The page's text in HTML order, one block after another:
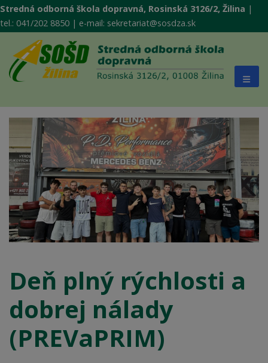
Stredná odborná škola dopravná, Rosinská 3126/2, Žilina |
tel.: 041/202 8850 | e-mail: sekretariat@sosdza.sk
Deň plný rýchlosti a
dobrej nálady
(PREVaPRIM)